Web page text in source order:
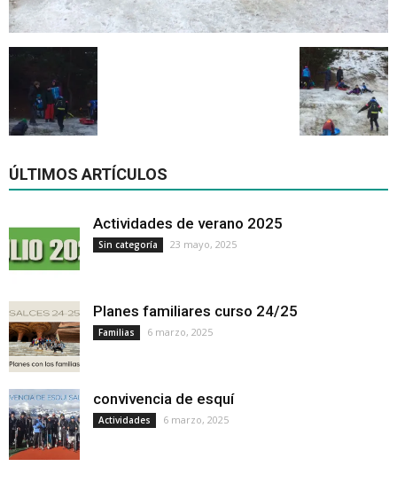
ÚLTIMOS ARTÍCULOS
Actividades de verano 2025
Sin categoría 23 mayo, 2025
Planes familiares curso 24/25
Familias 6 marzo, 2025
convivencia de esquí
Actividades 6 marzo, 2025